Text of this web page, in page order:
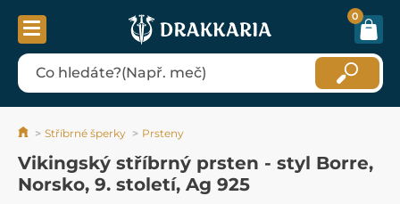
0
Stříbrné šperky Prsteny
Vikingský stříbrný prsten - styl Borre,
Norsko, 9. století, Ag 925